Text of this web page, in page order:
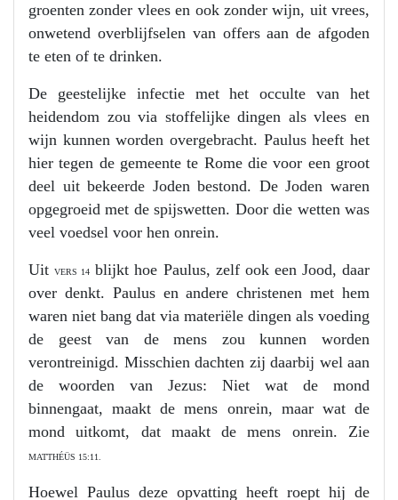
groenten zonder vlees en ook zonder wijn, uit vrees,
onwetend overblijfselen van offers aan de afgoden
te eten of te drinken.
De geestelijke infectie met het occulte van het
heidendom zou via stoffelijke dingen als vlees en
wijn kunnen worden overgebracht. Paulus heeft het
hier tegen de gemeente te Rome die voor een groot
deel uit bekeerde Joden bestond. De Joden waren
opgegroeid met de spijswetten. Door die wetten was
veel voedsel voor hen onrein.
UitVERS 14 blijkt hoe Paulus, zelf ook een Jood, daar
over denkt. Paulus en andere christenen met hem
waren niet bang dat via materiële dingen als voeding
de geest van de mens zou kunnen worden
verontreinigd. Misschien dachten zij daarbij wel aan
de woorden van Jezus: Niet wat de mond
binnengaat, maakt de mens onrein, maar wat de
mond uitkomt, dat maakt de mens onrein. Zie
MATTHÉÜS 15:11.
Hoewel Paulus deze opvatting heeft roept hij de